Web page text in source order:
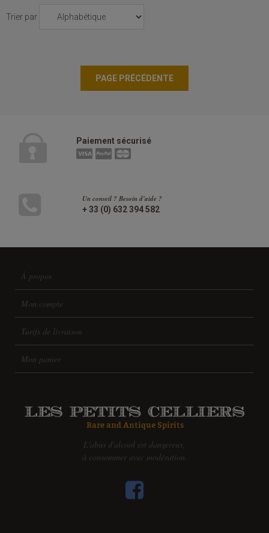
Trier par
Paiement sécurisé
Un conseil ? Besoin d'aide ?
+ 33 (0) 632 394 582
À propos
Mon compte
Tarifs de livraison
Mon panier
L'abus d'alcool est dangereux,
à consommer avec modération.